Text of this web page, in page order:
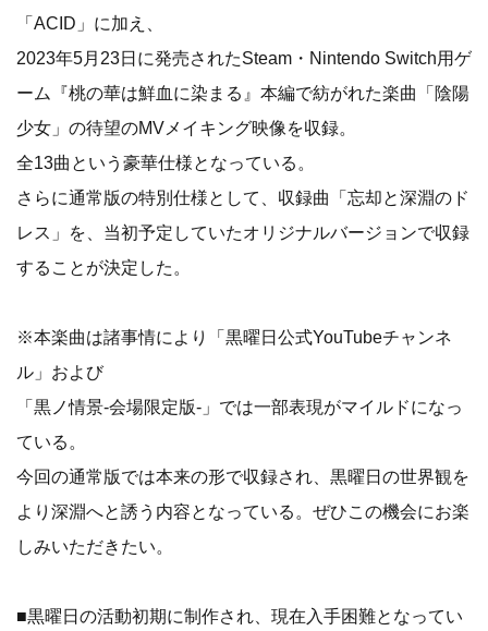
「ACID」に加え、
2023年5月23日に発売されたSteam・Nintendo Switch用ゲ
ーム『桃の華は鮮血に染まる』本編で紡がれた楽曲「陰陽
少女」の待望のMVメイキング映像を収録。
全13曲という豪華仕様となっている。
さらに通常版の特別仕様として、収録曲「忘却と深淵のド
レス」を、当初予定していたオリジナルバージョンで収録
することが決定した。
※本楽曲は諸事情により「黒曜日公式YouTubeチャンネ
ル」および
「黒ノ情景-会場限定版-」では一部表現がマイルドになっ
ている。
今回の通常版では本来の形で収録され、黒曜日の世界観を
より深淵へと誘う内容となっている。ぜひこの機会にお楽
しみいただきたい。
■黒曜日の活動初期に制作され、現在入手困難となってい